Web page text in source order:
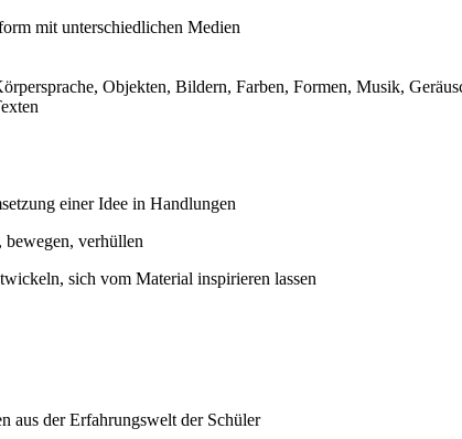
mit unterschiedlichen Medien
Objekten, Bildern, Farben, Formen, Musik,
einer Idee in Handlungen
bewegen, verhüllen
sich vom Material inspirieren lassen
aus der Erfahrungswelt der Schüler